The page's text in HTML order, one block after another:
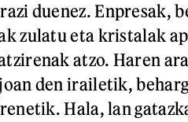
duenez. Enpresak,
zulatu eta kristalak
atzo. Haren
den irailetik,
Hala, lan